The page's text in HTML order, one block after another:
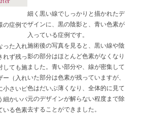
の症例で
った入れ
れず残っ
しても施
ー（入れ
小さいピ
細かいパ
いる色素
細く黒い線でしっかりと描かれたデ
ザインに、黒の陰影と、青い色素が
入っている症例です。
施術後の写真を見ると、黒い線や陰
影の部分はほとんど色素がなくなり
ました。青い部分や、線が密集して
いた部分は色素が残っていますが、
色はだいぶ薄くなり、全体的に見て
元のデザインが解らない程度まで除
去することができました。